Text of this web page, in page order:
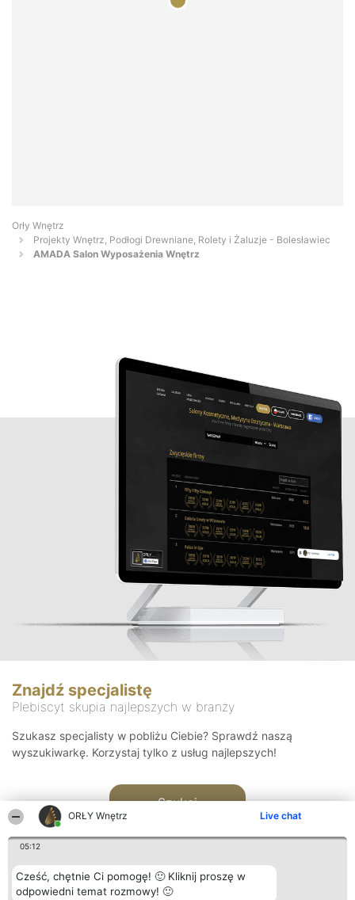
ORŁY Wnętrz Live chat
05:12
Cześć, chętnie Ci pomogę! 🙂 Kliknij proszę w
odpowiedni temat rozmowy! 🙂
Orły Wnętrz
Projekty Wnętrz, Podłogi Drewniane, Rolety i Żaluzje - Bolesławiec
AMADA Salon Wyposażenia Wnętrz
Znajdź specjalistę
Plebiscyt skupia najlepszych w branży
Szukasz specjalisty w pobliżu Ciebie? Sprawdź naszą
wyszukiwarkę. Korzystaj tylko z usług najlepszych!
Szukaj